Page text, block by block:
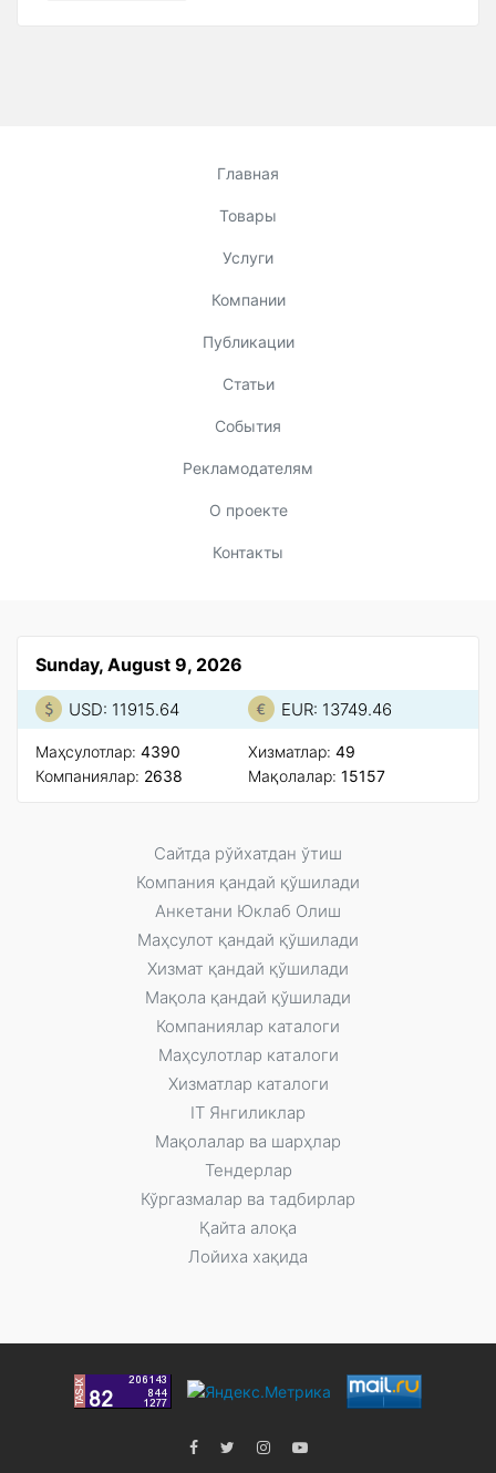
Главная
Товары
Услуги
Компании
Публикации
Статьи
События
Рекламодателям
О проекте
Контакты
Sunday, August 9, 2026
USD: 11915.64 EUR: 13749.46
Маҳсулотлар: 4390
Компаниялар: 2638
Xизматлар: 49
Мақолалар: 15157
Сайтда рўйxатдан ўтиш
Компания қандай қўшилади
Анкетани Юклаб Олиш
Маҳсулот қандай қўшилади
Xизмат қандай қўшилади
Мақола қандай қўшилади
Компаниялар каталоги
Маҳсулотлар каталоги
Xизматлар каталоги
IT Янгиликлар
Мақолалар ва шарҳлар
Тендерлар
Кўргазмалар ва тадбирлар
Қайта алоқа
Лойиха хақида